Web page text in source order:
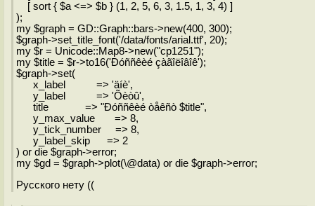
[ sort { $a <=> $b } (1, 2, 5, 6, 3, 1.5, 1, 3, 4) ]
);
my $graph = GD::Graph::bars->new(400, 300);
$graph->set_title_font('/data/fonts/arial.ttf', 20);
my $r = Unicode::Map8->new("cp1251");
my $title = $r->to16('Ðóññêèé çàãîëîâîê');
$graph->set(
x_label => 'äíè',
y_label => 'Õèòû',
title => "Ðóññêèé òåêñò $title",
y_max_value => 8,
y_tick_number => 8,
y_label_skip => 2
) or die $graph->error;
my $gd = $graph->plot(\@data) or die $graph->error;
Русского нету ((